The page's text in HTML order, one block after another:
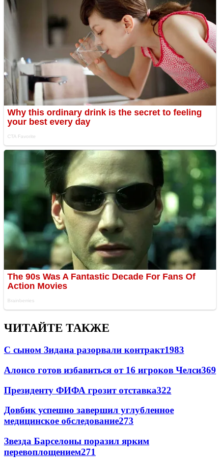
ЧИТАЙТЕ ТАКЖЕ
С сыном Зидана разорвали контракт1983
Алонсо готов избавиться от 16 игроков Челси369
Президенту ФИФА грозит отставка322
Довбик успешно завершил углубленное
медицинское обследование273
Звезда Барселоны поразил ярким
перевоплощением271